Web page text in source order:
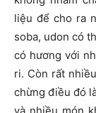
liệu để cho ra
soba, udon có
có hương với
ri. Còn rất
chừng điều đó